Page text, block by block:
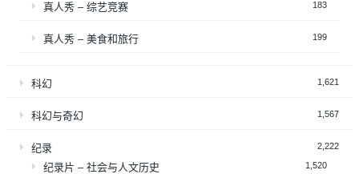
真人秀 – 综艺竞赛 183
真人秀 – 美食和旅行 199
科幻 1,621
科幻与奇幻 1,567
纪录 2,222
纪录片 – 社会与人文历史 1,520